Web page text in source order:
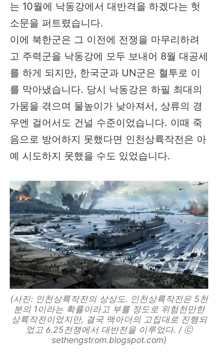
는 10월에 낙동강에서 대반격을 하겠다는 헛
소문을 퍼트렸습니다.
이에 북한군은 그 이전에 전쟁을 마무리하려
고 주력군을 낙동강에 모두 보내어 8월 대공세
를 하게 되지만, 한국군과 UN군은 혈투로 이
를 막아냈습니다. 당시 낙동강은 하필 최대의
가뭄을 겪으며 물높이가 낮아져서, 상류의 경
우엔 걸어서도 건널 수준이었습니다. 이때 죽
음으로 방어하지 못했다면 인천상륙작전은 아
예 시도하지 못했을 수도 있었습니다.
(사진: 인천상륙작전의 상상도. 인천상륙작전은 5천
분의 1이라는 확률이라고 부를 정도로 위험천만한
상륙작전이었지만, 결국 맥아더의 고집대로 진행되
었고 6.25전쟁에서 대반전을 이루었다. / ⓒ
sethengstrom.blogspot.com)